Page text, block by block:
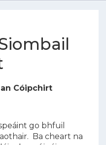
Cóipchirt
go bhfuil
Ba cheart na